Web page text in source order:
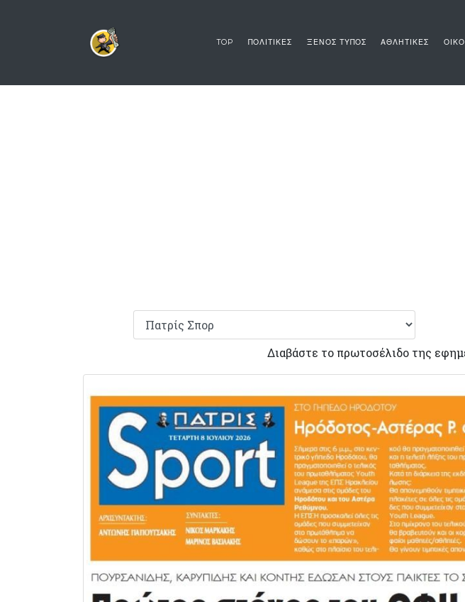
TOP ΠΟΛΙΤΙΚΕΣ ΞΕΝΟΣ ΤΥΠΟΣ ΑΘΛΗΤΙΚΕΣ
Διαβάστε το πρωτοσέλιδο της